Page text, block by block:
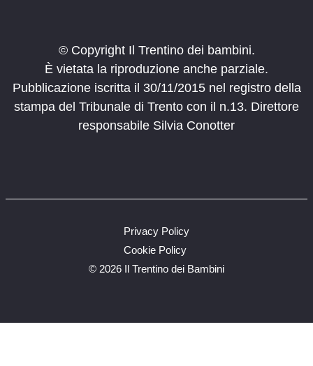
© Copyright Il Trentino dei bambini.
È vietata la riproduzione anche parziale.
Pubblicazione iscritta il 30/11/2015 nel registro della
stampa del Tribunale di Trento con il n.13. Direttore
responsabile Silvia Conotter
© 2026 Il Trentino dei Bambini
Privacy Policy
Cookie Policy